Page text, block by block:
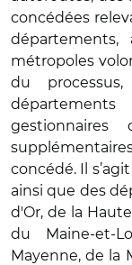
concédées
métropoles
du
concédé. Il
ainsi que des
d'Or, de la
du Maine-et-
Mayenne, de la